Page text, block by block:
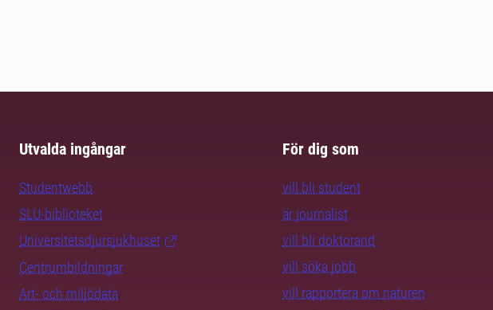
Utvalda ingångar
Studentwebb
SLU-biblioteket
Universitetsdjursjukhuset
Centrumbildningar
Art- och miljödata
För dig som
vill bli student
är journalist
vill bli doktorand
vill söka jobb
vill rapportera om naturen